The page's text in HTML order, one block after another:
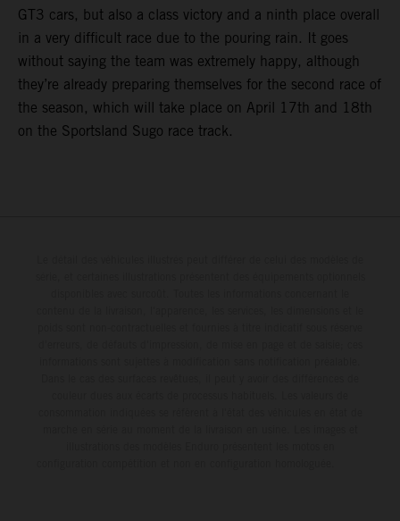
GT3 cars, but also a class victory and a ninth place overall
in a very difficult race due to the pouring rain. It goes
without saying the team was extremely happy, although
they’re already preparing themselves for the second race of
the season, which will take place on April 17th and 18th
on the Sportsland Sugo race track.